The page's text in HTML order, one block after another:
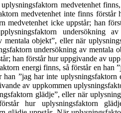
medvetenhet
medvetenhet inte finns
medvetenhet icke uppstår; han
undersökning
mentala objekt”, eller när
undersökning av mentala
han förstår hur uppgivande av
energi finns, så förstår en han
han ”jag har inte
av uppkommen
glädje”, eller när
hur uplysningsfaktorn